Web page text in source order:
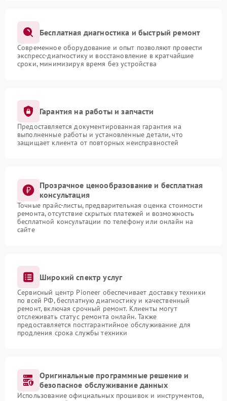
Бесплатная диагностика и быстрый ремонт
Современное оборудование и опыт позволяют провести
экспресс-диагностику и восстановление в кратчайшие
сроки, минимизируя время без устройства
Гарантия на работы и запчасти
Предоставляется документированная гарантия на
выполненные работы и установленные детали, что
защищает клиента от повторных неисправностей
Прозрачное ценообразование и бесплатная
консультация
Точные прайс-листы, предварительная оценка стоимости
ремонта, отсутствие скрытых платежей и возможность
бесплатной консультации по телефону или онлайн на
сайте
Широкий спектр услуг
Сервисный центр Pioneer обеспечивает доставку техники
по всей РФ, бесплатную диагностику и качественный
ремонт, включая срочный ремонт. Клиенты могут
отслеживать статус ремонта онлайн. Также
предоставляется постгарантийное обслуживание для
продления срока службы техники
Оригинальные программные решение и
безопасное обслуживание данных
Использование официальных прошивок и инструментов,